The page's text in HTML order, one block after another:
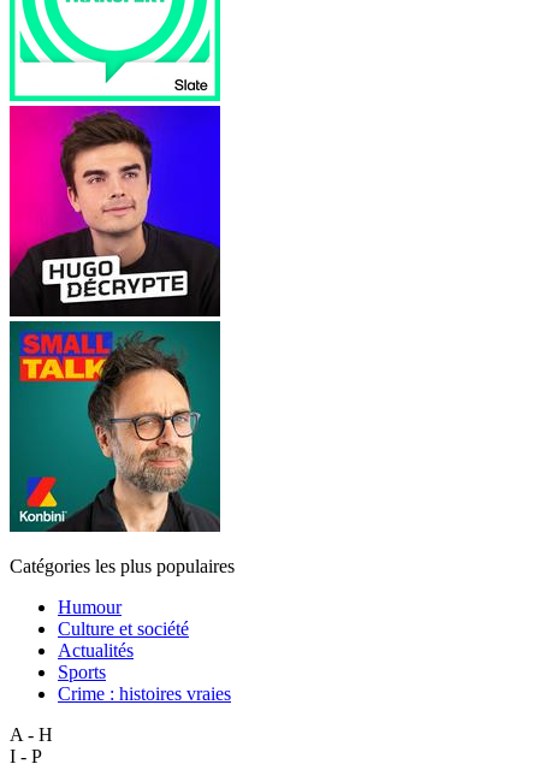
Catégories les plus populaires
Humour
Culture et société
Actualités
Sports
Crime : histoires vraies
A - H
I - P